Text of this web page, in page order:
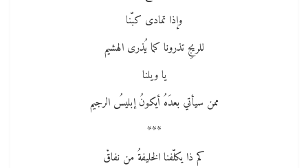
وإذا تمادى كبّنا
للريجِ تذرونا كما يُذرى الهشيم
يا ويلنا
ممن سيأتي بعدَهُ أيكونُ إبليسُ الرجيم
***
كم ذا يكلّفنا الخليفةُ من نفاقْ